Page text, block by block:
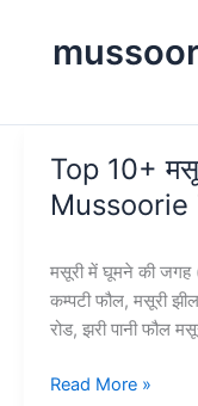
Top 10+
Mussoorie
मसूरी में घूमने की
कम्पटी फौल, मसूरी
रोड, झरी पानी फौल
Top
Read More »